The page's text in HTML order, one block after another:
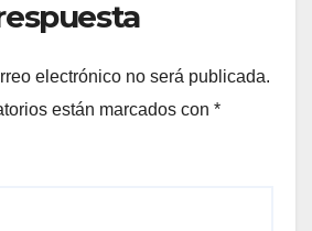
electrónico no será publicada.
están marcados con *